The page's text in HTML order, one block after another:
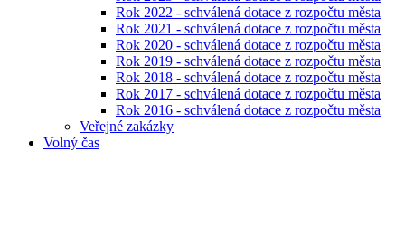
Rok 2022 - schválená dotace z rozpočtu města
Rok 2021 - schválená dotace z rozpočtu města
Rok 2020 - schválená dotace z rozpočtu města
Rok 2019 - schválená dotace z rozpočtu města
Rok 2018 - schválená dotace z rozpočtu města
Rok 2017 - schválená dotace z rozpočtu města
Rok 2016 - schválená dotace z rozpočtu města
Veřejné zakázky
Volný čas